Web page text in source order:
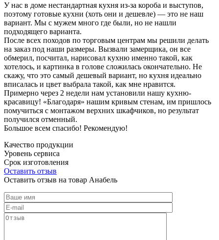
У нас в доме нестандартная кухня из-за короба и выступов,
поэтому готовые кухни (хоть они и дешевле) — это не наш
вариант. Мы с мужем много где были, но не нашли
подходящего варианта.
После всех походов по торговым центрам мы решили делать
на заказ под наши размеры. Вызвали замерщика, он все
обмерил, посчитал, нарисовал кухню именно такой, как
хотелось, и картинка в голове сложилась окончательно. Не
скажу, что это самый дешевый вариант, но кухня идеально
вписалась и цвет выбрала такой, как мне нравится.
Примерно через 2 недели нам установили нашу кухню-
красавицу! «Благодаря» нашим кривым стенам, им пришлось
помучиться с монтажом верхних шкафчиков, но результат
получился отменный.
Большое всем спасибо! Рекомендую!
Качество продукции
Уровень сервиса
Срок изготовления
Оставить отзыв
Оставить отзыв на товар Анабель